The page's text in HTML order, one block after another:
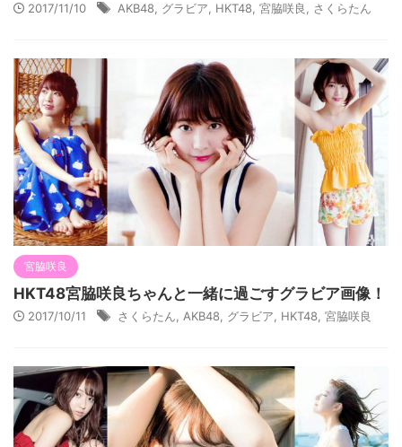
2017/11/10 AKB48 グラビア HKT48 宮脇咲良 さくらたん
宮脇咲良
HKT48宮脇咲良ちゃんと一緒に過ごすグラビア画像！
2017/10/11 さくらたん AKB48 グラビア HKT48 宮脇咲良